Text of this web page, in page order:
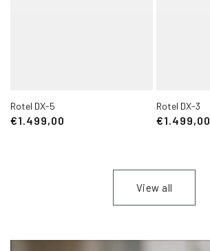
Rotel DX-5
€1.499,00
Rotel DX-3
€1.499,00
View all